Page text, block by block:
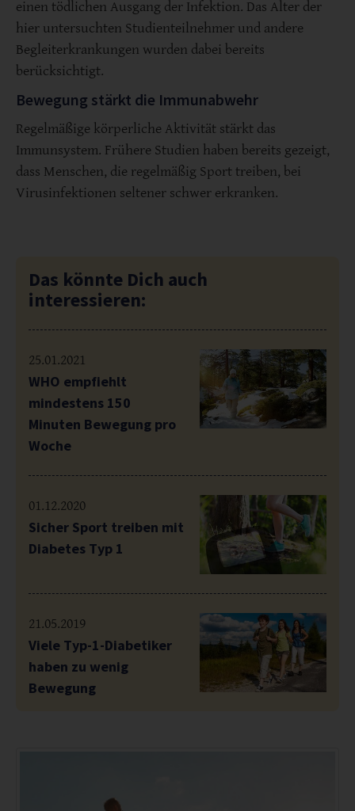
einen tödlichen Ausgang der Infektion. Das Alter der
hier untersuchten Studienteilnehmer und andere
Begleiterkrankungen wurden dabei bereits
berücksichtigt.
Bewegung stärkt die Immunabwehr
Regelmäßige körperliche Aktivität stärkt das
Immunsystem. Frühere Studien haben bereits gezeigt,
dass Menschen, die regelmäßig Sport treiben, bei
Virusinfektionen seltener schwer erkranken.
Das könnte Dich auch
interessieren:
25.01.2021
WHO empfiehlt
mindestens 150
Minuten Bewegung pro
Woche
01.12.2020
Sicher Sport treiben mit
Diabetes Typ 1
21.05.2019
Viele Typ-1-Diabetiker
haben zu wenig
Bewegung